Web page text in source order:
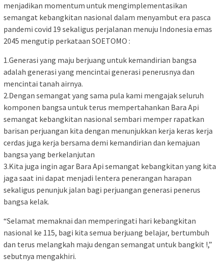
menjadikan momentum untuk mengimplementasikan
semangat kebangkitan nasional dalam menyambut era pasca
pandemi covid 19 sekaligus perjalanan menuju Indonesia emas
2045 mengutip perkataan SOETOMO :
1.Generasi yang maju berjuang untuk kemandirian bangsa
adalah generasi yang mencintai generasi penerusnya dan
mencintai tanah airnya.
2.Dengan semangat yang sama pula kami mengajak seluruh
komponen bangsa untuk terus mempertahankan Bara Api
semangat kebangkitan nasional sembari memper rapatkan
barisan perjuangan kita dengan menunjukkan kerja keras kerja
cerdas juga kerja bersama demi kemandirian dan kemajuan
bangsa yang berkelanjutan
3.Kita juga ingin agar Bara Api semangat kebangkitan yang kita
jaga saat ini dapat menjadi lentera penerangan harapan
sekaligus penunjuk jalan bagi perjuangan generasi penerus
bangsa kelak.
“Selamat memaknai dan memperingati hari kebangkitan
nasional ke 115, bagi kita semua berjuang belajar, bertumbuh
dan terus melangkah maju dengan semangat untuk bangkit !,”
sebutnya mengakhiri.